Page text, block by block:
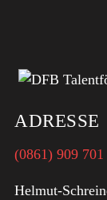
ADRESSE
(0861) 909 701
Helmut-